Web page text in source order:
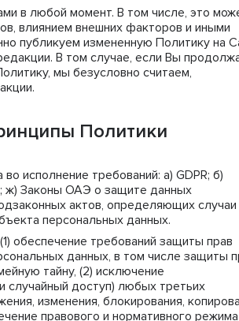
в любой момент. В том числе, это
влиянием внешних факторов и иными
публикуем измененную Политику на
В том случае, если Вы
мы безусловно считаем,
Политики
исполнение требований: a) GDPR; б)
ж) Законы ОАЭ о защите данных
актов, определяющих случаи
персональных данных.
обеспечение требований защиты прав
данных, в том числе защиты
тайну, (2) исключение
случайный доступ) любых третьих
изменения, блокирования,
правового и нормативного режима